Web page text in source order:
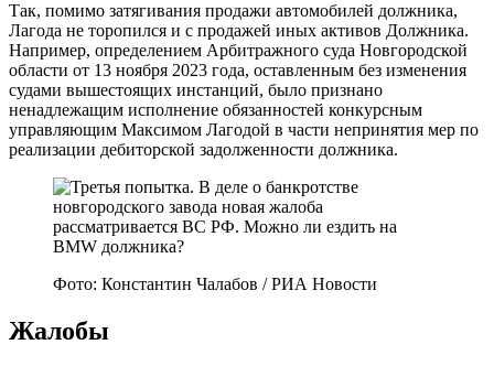
Так, помимо затягивания продажи автомобилей должника,
Лагода не торопился и с продажей иных активов Должника.
Например, определением Арбитражного суда Новгородской
области от 13 ноября 2023 года, оставленным без изменения
судами вышестоящих инстанций, было признано
ненадлежащим исполнение обязанностей конкурсным
управляющим Максимом Лагодой в части непринятия мер по
реализации дебиторской задолженности должника.
Фото: Константин Чалабов / РИА Новости
Жалобы